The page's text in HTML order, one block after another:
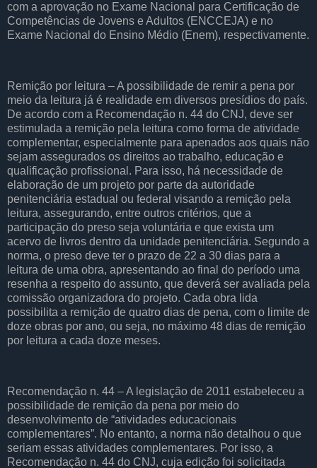
com a aprovação no Exame Nacional para Certificação de
Competências de Jovens e Adultos (ENCCEJA) e no
Exame Nacional do Ensino Médio (Enem), respectivamente.
Remição por leitura – A possibilidade de remir a pena por
meio da leitura já é realidade em diversos presídios do país.
De acordo com a Recomendação n. 44 do CNJ, deve ser
estimulada a remição pela leitura como forma de atividade
complementar, especialmente para apenados aos quais não
sejam assegurados os direitos ao trabalho, educação e
qualificação profissional. Para isso, há necessidade de
elaboração de um projeto por parte da autoridade
penitenciária estadual ou federal visando a remição pela
leitura, assegurando, entre outros critérios, que a
participação do preso seja voluntária e que exista um
acervo de livros dentro da unidade penitenciária. Segundo a
norma, o preso deve ter o prazo de 22 a 30 dias para a
leitura de uma obra, apresentando ao final do período uma
resenha a respeito do assunto, que deverá ser avaliada pela
comissão organizadora do projeto. Cada obra lida
possibilita a remição de quatro dias de pena, com o limite de
doze obras por ano, ou seja, no máximo 48 dias de remição
por leitura a cada doze meses.
Recomendação n. 44 – A legislação de 2011 estabeleceu a
possibilidade de remição da pena por meio do
desenvolvimento de “atividades educacionais
complementares”. No entanto, a norma não detalhou o que
seriam essas atividades complementares. Por isso, a
Recomendação n. 44 do CNJ, cuja edição foi solicitada